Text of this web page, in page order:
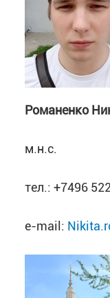
Романенко
м.н.с.
тел.: +7496
e-mail: